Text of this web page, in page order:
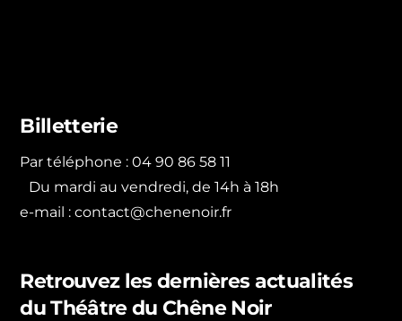
Billetterie
Par téléphone : 04 90 86 58 11
Du mardi au vendredi, de 14h à 18h
e-mail :contact@chenenoir.fr
Retrouvez les dernières actualités
du Théâtre du Chêne Noir